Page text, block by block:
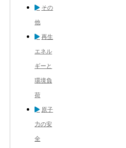
その
他
再生
エネル
ギーと
環境負
荷
原子
力の安
全